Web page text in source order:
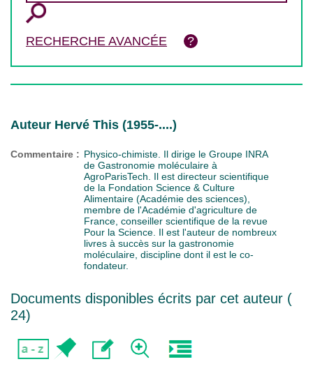
RECHERCHE AVANCÉE
Auteur Hervé This (1955-....)
Commentaire : Physico-chimiste. Il dirige le Groupe INRA
de Gastronomie moléculaire à
AgroParisTech. Il est directeur scientifique
de la Fondation Science & Culture
Alimentaire (Académie des sciences),
membre de l'Académie d'agriculture de
France, conseiller scientifique de la revue
Pour la Science. Il est l'auteur de nombreux
livres à succès sur la gastronomie
moléculaire, discipline dont il est le co-
fondateur.
Documents disponibles écrits par cet auteur (
24)